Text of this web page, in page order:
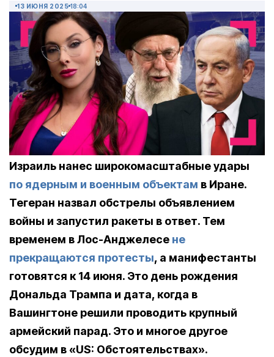
13 ИЮНЯ 2025 18:04
Израиль нанес широкомасштабные удары
по ядерным и военным объектам в Иране.
Тегеран назвал обстрелы объявлением
войны и запустил ракеты в ответ. Тем
временем в Лос-Анджелесе не
прекращаются протесты, а манифестанты
готовятся к 14 июня. Это день рождения
Дональда Трампа и дата, когда в
Вашингтоне решили проводить крупный
армейский парад. Это и многое другое
обсудим в «US: Обстоятельствах».